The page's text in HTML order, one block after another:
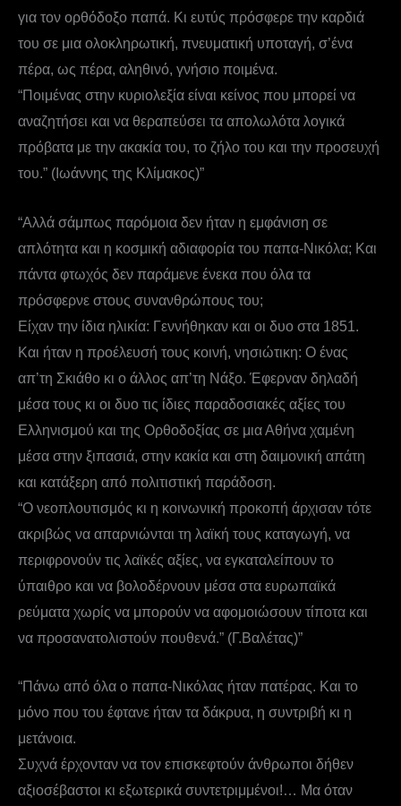
για τον ορθόδοξο παπά. Κι ευτύς πρόσφερε την καρδιά
του σε μια ολοκληρωτική, πνευματική υποταγή, σ’ένα
πέρα, ως πέρα, αληθινό, γνήσιο ποιμένα.
“Ποιμένας στην κυριολεξία είναι κείνος που μπορεί να
αναζητήσει και να θεραπεύσει τα απολωλότα λογικά
πρόβατα με την ακακία του, το ζήλο του και την προσευχή
του.” (Ιωάννης της Κλίμακος)”
“Αλλά σάμπως παρόμοια δεν ήταν η εμφάνιση σε
απλότητα και η κοσμική αδιαφορία του παπα-Νικόλα; Και
πάντα φτωχός δεν παράμενε ένεκα που όλα τα
πρόσφερνε στους συνανθρώπους του;
Είχαν την ίδια ηλικία: Γεννήθηκαν και οι δυο στα 1851.
Και ήταν η προέλευσή τους κοινή, νησιώτικη: Ο ένας
απ’τη Σκιάθο κι ο άλλος απ’τη Νάξο. Έφερναν δηλαδή
μέσα τους κι οι δυο τις ίδιες παραδοσιακές αξίες του
Ελληνισμού και της Ορθοδοξίας σε μια Αθήνα χαμένη
μέσα στην ξιπασιά, στην κακία και στη δαιμονική απάτη
και κατάξερη από πολιτιστική παράδοση.
“Ο νεοπλουτισμός κι η κοινωνική προκοπή άρχισαν τότε
ακριβώς να απαρνιώνται τη λαϊκή τους καταγωγή, να
περιφρονούν τις λαϊκές αξίες, να εγκαταλείπουν το
ύπαιθρο και να βολοδέρνουν μέσα στα ευρωπαϊκά
ρεύματα χωρίς να μπορούν να αφομοιώσουν τίποτα και
να προσανατολιστούν πουθενά.” (Γ.Βαλέτας)”
“Πάνω από όλα ο παπα-Νικόλας ήταν πατέρας. Και το
μόνο που του έφτανε ήταν τα δάκρυα, η συντριβή κι η
μετάνοια.
Συχνά έρχονταν να τον επισκεφτούν άνθρωποι δήθεν
αξιοσέβαστοι κι εξωτερικά συντετριμμένοι!… Μα όταν